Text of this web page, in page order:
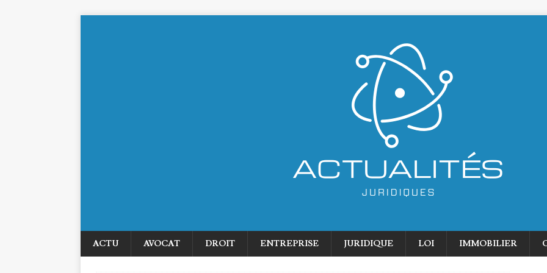
ACTU AVOCAT DROIT ENTREPRISE JURIDIQUE LOI IMMOBILIER